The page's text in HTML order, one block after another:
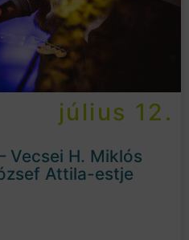
július 12.
Vecsei H. Miklós
Attila-estje